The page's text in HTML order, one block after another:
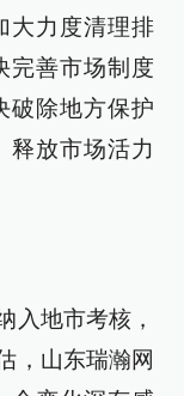
大力度清理排
完善市场制度
破除地方保护
释放市场活力
入地市考核，
，山东瑞瀚网